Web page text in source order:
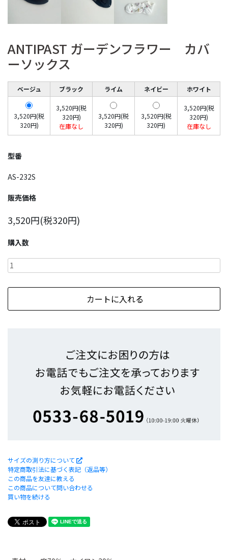
ANTIPAST ガーデンフラワー カバ
ーソックス
ベージュ ブラック ライム ネイビー ホワイト
3,520円(税
320円)
3,520円(税
320円)
在庫なし
3,520円(税
320円)
3,520円(税
320円)
3,520円(税
320円)
在庫なし
型番
AS-232S
販売価格
3,520円(税320円)
購入数
サイズの測り方について
特定商取引法に基づく表記（返品等）
この商品を友達に教える
この商品について問い合わせる
買い物を続ける